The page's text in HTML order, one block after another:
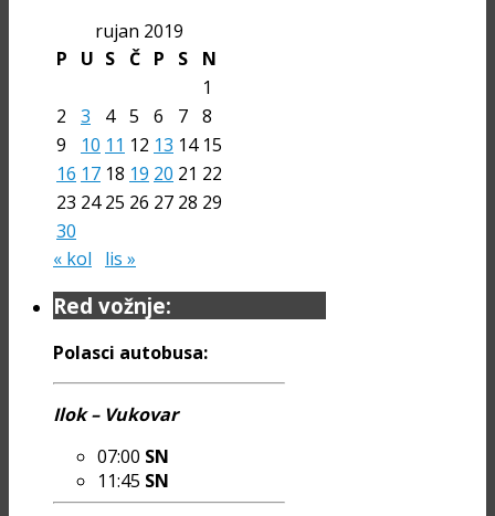
rujan 2019
P
U S Č P S
N
1
2
3 4 5 6 7 8
9
10 11 12 13 14 15
16 17 18 19 20 21 22
23 24 25 26 27 28 29
30
« kol
lis »
Red vožnje:
Polasci autobusa:
Ilok – Vukovar
07:00 SN
11:45 SN